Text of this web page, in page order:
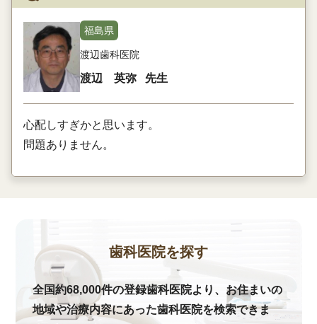
福島県
渡辺歯科医院
渡辺 英弥 先生
心配しすぎかと思います。
問題ありません。
歯科医院を探す
全国約68,000件の登録歯科医院より、お住まいの
地域や治療内容にあった歯科医院を検索できま